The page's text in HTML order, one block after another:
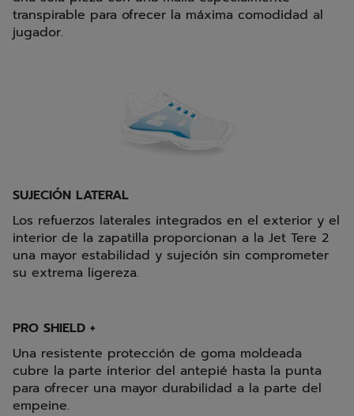
transpirable para ofrecer la máxima comodidad al
jugador.
SUJECIÓN LATERAL
Los refuerzos laterales integrados en el exterior y el
interior de la zapatilla proporcionan a la Jet Tere 2
una mayor estabilidad y sujeción sin comprometer
su extrema ligereza.
PRO SHIELD +
Una resistente protección de goma moldeada
cubre la parte interior del antepié hasta la punta
para ofrecer una mayor durabilidad a la parte del
empeine.